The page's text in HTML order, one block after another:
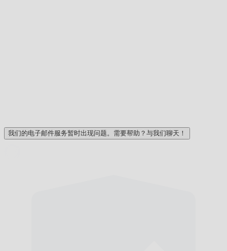
我们的电子邮件服务暂时出现问题。需要帮助？与我们聊天！